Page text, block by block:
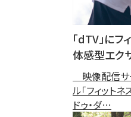
「dTV」に
体感型エク
映像配信サ
ル「フィット
ドゥ・ダ…